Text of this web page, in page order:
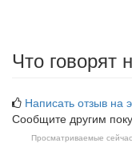
Что говорят
Написать отзыв на
Сообщите другим
Просматриваемые